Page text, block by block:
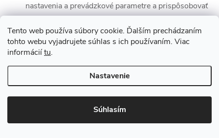
Tento web používa súbory cookie. Ďalším prechádzaním
tohto webu vyjadrujete súhlas s ich používaním. Viac
informáciítu.
Nastavenie
Súhlasím
nastavenia a prevádzkové parametre a prispôsobovať
Okamžité upozornenia:Riadiaca jednotka je
naprogramovaná tak, aby rýchlo reagovala na
ako je porucha alebo potreba údržby, zobrazí
upozornenie na displeji.
Ovládací panel Cormak